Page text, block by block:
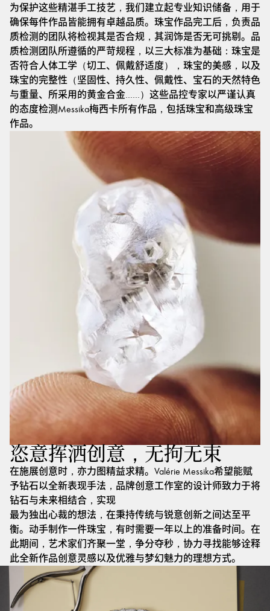
为保护这些精湛手工技艺，我们建立起专业知识储备，用于
确保每件作品皆能拥有卓越品质。珠宝作品完工后，负责品
质检测的团队将检视其是否合规，其润饰是否无可挑剔。品
质检测团队所遵循的严苛规程，以三大标准为基础：珠宝是
否符合人体工学（切工、佩戴舒适度），珠宝的美感，以及
珠宝的完整性（坚固性、持久性、佩戴性、宝石的天然特色
与重量、所采用的黄金合金……）这些品控专家以严谨认真
的态度检测Messika梅西卡所有作品，包括珠宝和高级珠宝
作品。
恣意挥洒创意，无拘无束
在施展创意时，亦力图精益求精。Valérie Messika希望能赋
予钻石以全新表现手法，品牌创意工作室的设计师致力于将
钻石与未来相结合，实现
最为独出心裁的想法，在秉持传统与锐意创新之间达至平
衡。动手制作一件珠宝，有时需要一年以上的准备时间。在
此期间，艺术家们齐聚一堂，争分夺秒，协力寻找能够诠释
此全新作品创意灵感以及优雅与梦幻魅力的理想方式。